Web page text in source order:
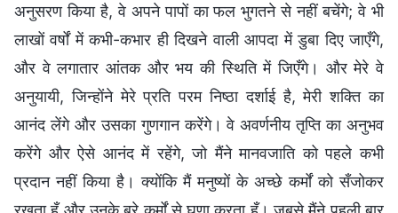
अनुसरण किया है, वे अपने पापों का फल भुगतने से नहीं बचेंगे; वे भी
लाखों वर्षों में कभी-कभार ही दिखने वाली आपदा में डुबा दिए जाएँगे,
और वे लगातार आंतक और भय की स्थिति में जिएँगे। और मेरे वे
अनुयायी, जिन्होंने मेरे प्रति परम निष्ठा दर्शाई है, मेरी शक्ति का
आनंद लेंगे और उसका गुणगान करेंगे। वे अवर्णनीय तृप्ति का अनुभव
करेंगे और ऐसे आनंद में रहेंगे, जो मैंने मानवजाति को पहले कभी
प्रदान नहीं किया है। क्योंकि मैं मनुष्यों के अच्छे कर्मों को सँजोकर